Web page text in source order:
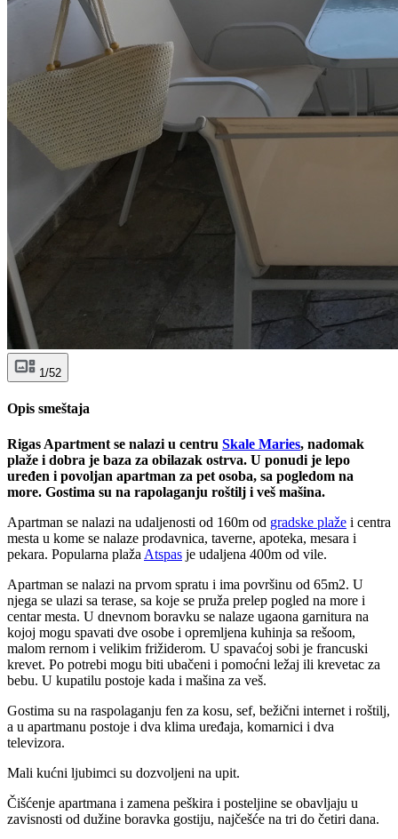
1/52
Opis smeštaja
Rigas Apartment se nalazi u centru Skale Maries, nadomak
plaže i dobra je baza za obilazak ostrva. U ponudi je lepo
uređen i povoljan apartman za pet osoba, sa pogledom na
more. Gostima su na rapolaganju roštilj i veš mašina.
Apartman se nalazi na udaljenosti od 160m od gradske plaže i centra
mesta u kome se nalaze prodavnica, taverne, apoteka, mesara i
pekara. Popularna plaža Atspas je udaljena 400m od vile.
Apartman se nalazi na prvom spratu i ima površinu od 65m2. U
njega se ulazi sa terase, sa koje se pruža prelep pogled na more i
centar mesta. U dnevnom boravku se nalaze ugaona garnitura na
kojoj mogu spavati dve osobe i opremljena kuhinja sa rešoom,
malom rernom i velikim frižiderom. U spavaćoj sobi je francuski
krevet. Po potrebi mogu biti ubačeni i pomoćni ležaj ili krevetac za
bebu. U kupatilu postoje kada i mašina za veš.
Gostima su na raspolaganju fen za kosu, sef, bežični internet i roštilj,
a u apartmanu postoje i dva klima uređaja, komarnici i dva
televizora.
Mali kućni ljubimci su dozvoljeni na upit.
Čišćenje apartmana i zamena peškira i posteljine se obavljaju u
zavisnosti od dužine boravka gostiju, najčešće na tri do četiri dana.